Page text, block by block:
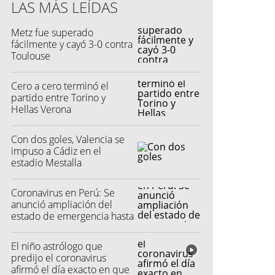
(DataFactory)
LAS MÁS LEÍDAS
Metz fue superado
fácilmente y cayó 3-0 contra
Toulouse
Cero a cero terminó el
partido entre Torino y
Hellas Verona
Con dos goles, Valencia se
impuso a Cádiz en el
estadio Mestalla
Coronavirus en Perú: Se
anunció ampliación del
estado de emergencia hasta
El niño astrólogo que
predijo el coronavirus
afirmó el día exacto en que